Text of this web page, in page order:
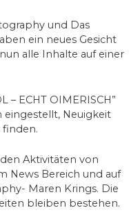
und Das
ein neues Gesicht
alle Inhalte auf einer
– ECHT OIMERISCH”
eingestellt, Neuigkeit
finden.
Aktivitäten von
News Bereich und auf
Maren Krings. Die
bleiben bestehen.